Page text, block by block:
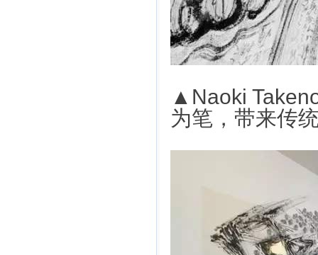
▲Naoki
为笔，带来传